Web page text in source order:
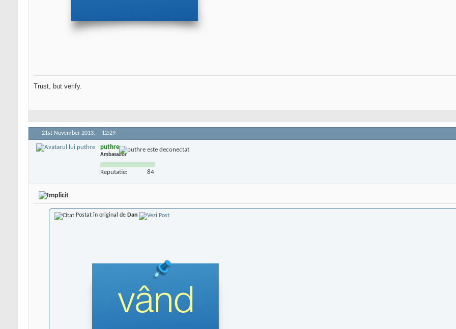
Trust, but verify.
21st November 2013, 12:29
puthre
Ambasador
Reputatie: 84
Postat în original de Dan